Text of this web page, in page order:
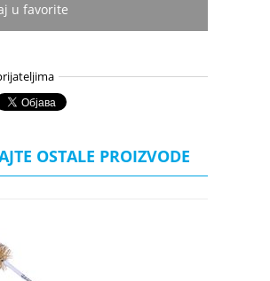
u favorite
OSTALE PROIZVODE